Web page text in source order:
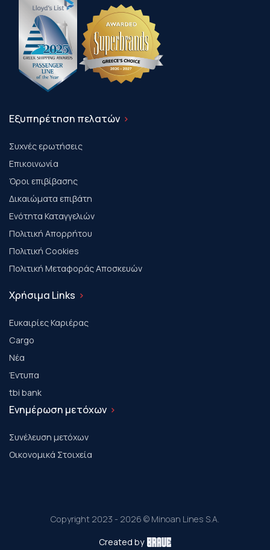
Εξυπηρέτηση πελατών
Συχνές ερωτήσεις
Επικοινωνία
Όροι επιβίβασης
Δικαιώματα επιβάτη
Ενότητα Καταγγελιών
Πολιτική Απορρήτου
Πολιτική Cookies
Πολιτική Μεταφοράς Αποσκευών
Χρήσιμα Links
Ευκαιρίες Καριέρας
Cargo
Νέα
Έντυπα
tbi bank
Ενημέρωση μετόχων
Συνέλευση μετόχων
Οικονομικά Στοιχεία
Copyright 2023 - 2026 © Minoan Lines S.A.
Created by